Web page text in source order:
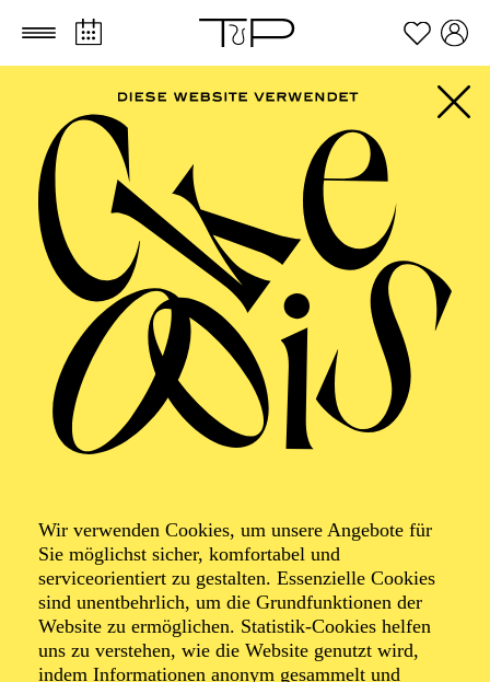
Zum Hauptinhalt springen Zum Footer springen
Wir verwenden Cookies, um unsere Angebote für
Sie möglichst sicher, komfortabel und
serviceorientiert zu gestalten. Essenzielle Cookies
sind unentbehrlich, um die Grundfunktionen der
Website zu ermöglichen. Statistik-Cookies helfen
uns zu verstehen, wie die Website genutzt wird,
indem Informationen anonym gesammelt und
SCHAUSPIEL ESSEN
Politischer Salon
Wenn Klimafakten Gesichter bekommen –
Ein Abend mit Zeitzeugen des Klimawandels
Veranstalter: EXILE e.V., Schauspiel Essen, migration-
audio-archiv